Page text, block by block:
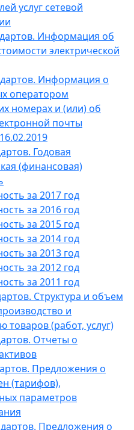
услуг сетевой
Информация об
электрической
Информация о
оператором
номерах и (или) об
почты
Годовая
(финансовая)
за 2017 год
за 2016 год
за 2015 год
за 2014 год
за 2013 год
за 2012 год
за 2011 год
Структура и объем
и
товаров (работ, услуг)
Отчеты о
Предложения о
(тарифов),
параметров
Предложения о